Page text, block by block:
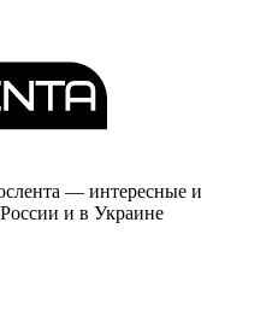
— интересные и
и в Украине